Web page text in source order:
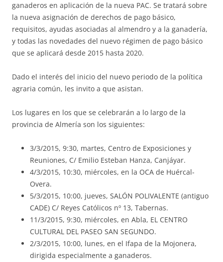
ganaderos en aplicación de la nueva PAC. Se tratará sobre
la nueva asignación de derechos de pago básico,
requisitos, ayudas asociadas al almendro y a la ganadería,
y todas las novedades del nuevo régimen de pago básico
que se aplicará desde 2015 hasta 2020.
Dado el interés del inicio del nuevo periodo de la política
agraria común, les invito a que asistan.
Los lugares en los que se celebrarán a lo largo de la
provincia de Almería son los siguientes:
3/3/2015, 9:30, martes, Centro de Exposiciones y
Reuniones, C/ Emilio Esteban Hanza, Canjáyar.
4/3/2015, 10:30, miércoles, en la OCA de Huércal-
Overa.
5/3/2015, 10:00, jueves, SALÓN POLIVALENTE (antiguo
CADE) C/ Reyes Católicos nº 13, Tabernas.
11/3/2015, 9:30, miércoles, en Abla, EL CENTRO
CULTURAL DEL PASEO SAN SEGUNDO.
2/3/2015, 10:00, lunes, en el Ifapa de la Mojonera,
dirigida especialmente a ganaderos.